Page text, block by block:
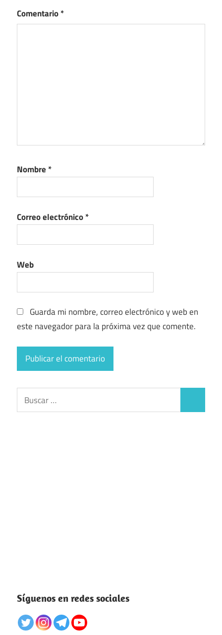
Comentario*
Nombre *
Correo electrónico*
Web
Guarda mi nombre, correo electrónico y web en
este navegador para la próxima vez que comente.
Buscar:
Síguenos en redes sociales